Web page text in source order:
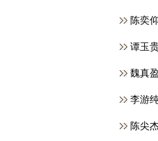
陈奕
谭玉
魏真
李游
陈尖